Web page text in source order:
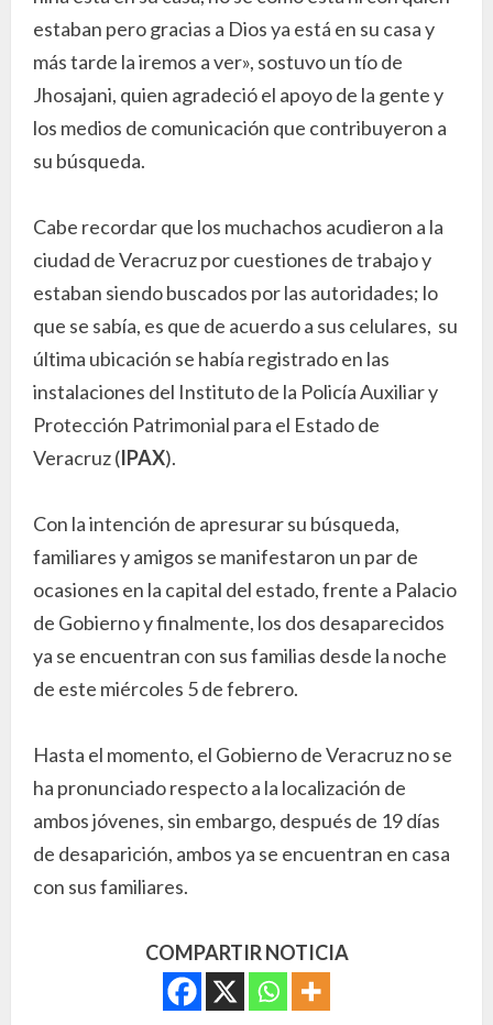
estaban pero gracias a Dios ya está en su casa y
más tarde la iremos a ver», sostuvo un tío de
Jhosajani, quien agradeció el apoyo de la gente y
los medios de comunicación que contribuyeron a
su búsqueda.
Cabe recordar que los muchachos acudieron a la
ciudad de Veracruz por cuestiones de trabajo y
estaban siendo buscados por las autoridades; lo
que se sabía, es que de acuerdo a sus celulares, su
última ubicación se había registrado en las
instalaciones del Instituto de la Policía Auxiliar y
Protección Patrimonial para el Estado de
Veracruz (IPAX).
Con la intención de apresurar su búsqueda,
familiares y amigos se manifestaron un par de
ocasiones en la capital del estado, frente a Palacio
de Gobierno y finalmente, los dos desaparecidos
ya se encuentran con sus familias desde la noche
de este miércoles 5 de febrero.
Hasta el momento, el Gobierno de Veracruz no se
ha pronunciado respecto a la localización de
ambos jóvenes, sin embargo, después de 19 días
de desaparición, ambos ya se encuentran en casa
con sus familiares.
COMPARTIR NOTICIA